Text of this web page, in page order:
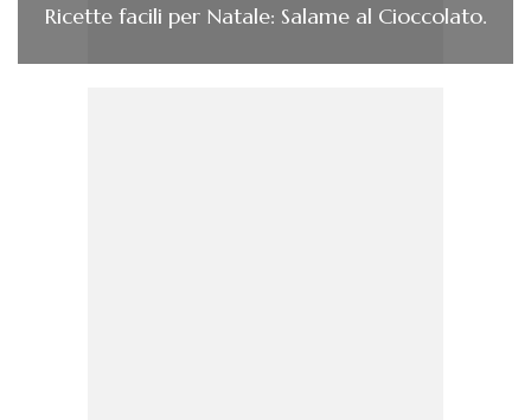
Ricette facili per Natale: Salame al Cioccolato.